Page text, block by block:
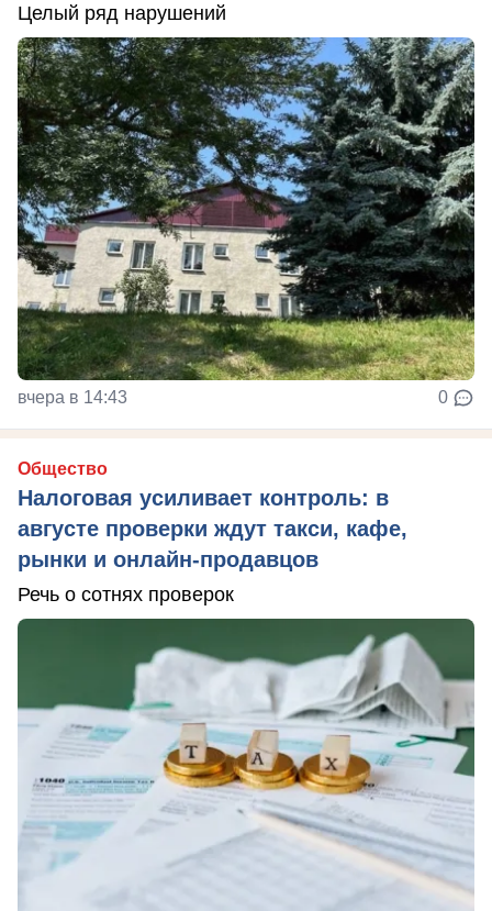
Целый ряд нарушений
вчера в 14:43 0
Общество
Налоговая усиливает контроль: в
августе проверки ждут такси, кафе,
рынки и онлайн-продавцов
Речь о сотнях проверок